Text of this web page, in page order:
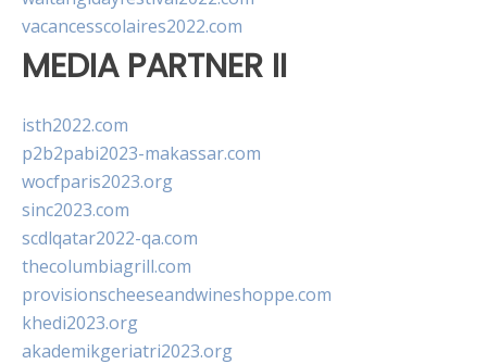
vacancesscolaires2022.com
MEDIA PARTNER II
isth2022.com
p2b2pabi2023-makassar.com
wocfparis2023.org
sinc2023.com
scdlqatar2022-qa.com
thecolumbiagrill.com
provisionscheeseandwineshoppe.com
khedi2023.org
akademikgeriatri2023.org